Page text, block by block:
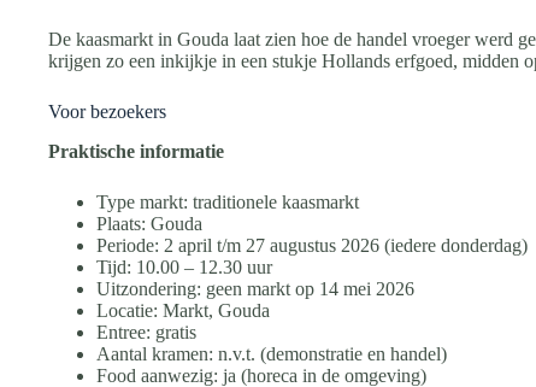
De kaasmarkt in Gouda laat zien hoe de handel vroeger werd
krijgen zo een inkijkje in een stukje Hollands erfgoed, midden
Voor bezoekers
Praktische informatie
Type markt: traditionele kaasmarkt
Plaats: Gouda
Periode: 2 april t/m 27 augustus 2026 (iedere donderdag)
Tijd: 10.00 – 12.30 uur
Uitzondering: geen markt op 14 mei 2026
Locatie: Markt, Gouda
Entree: gratis
Aantal kramen: n.v.t. (demonstratie en handel)
Food aanwezig: ja (horeca in de omgeving)